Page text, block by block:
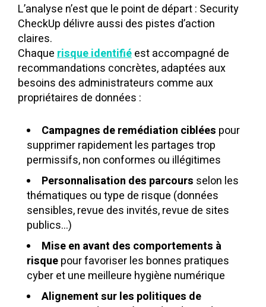
L’analyse n’est que le point de départ : Security
CheckUp délivre aussi des pistes d’action
claires.
Chaquerisque identifiéest accompagné de
recommandations concrètes, adaptées aux
besoins des administrateurs comme aux
propriétaires de données :
Campagnes de remédiation ciblées pour
supprimer rapidement les partages trop
permissifs, non conformes ou illégitimes
Personnalisation des parcours selon les
thématiques ou type de risque (données
sensibles, revue des invités, revue de sites
publics...)
Mise en avant des comportements à
risquepour favoriser les bonnes pratiques
cyber et une meilleure hygiène numérique
Alignement sur les politiques de